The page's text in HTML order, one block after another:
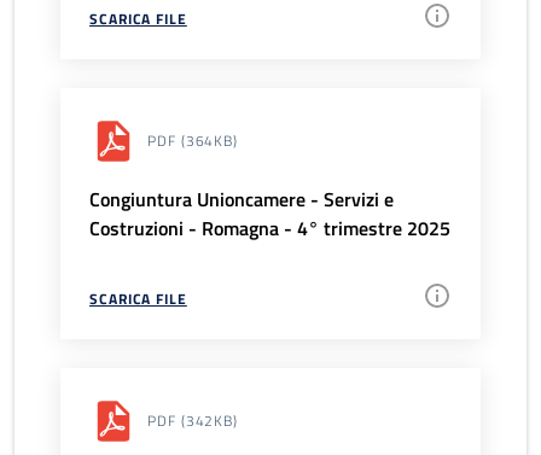
SCARICA FILE
PDF (364KB)
Congiuntura Unioncamere - Servizi e
Costruzioni - Romagna - 4° trimestre 2025
SCARICA FILE
PDF (342KB)